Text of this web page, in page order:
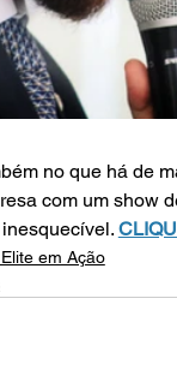
com um show
em Ação